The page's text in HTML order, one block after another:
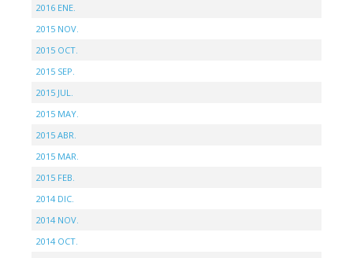
2016 ENE.
2015 NOV.
2015 OCT.
2015 SEP.
2015 JUL.
2015 MAY.
2015 ABR.
2015 MAR.
2015 FEB.
2014 DIC.
2014 NOV.
2014 OCT.